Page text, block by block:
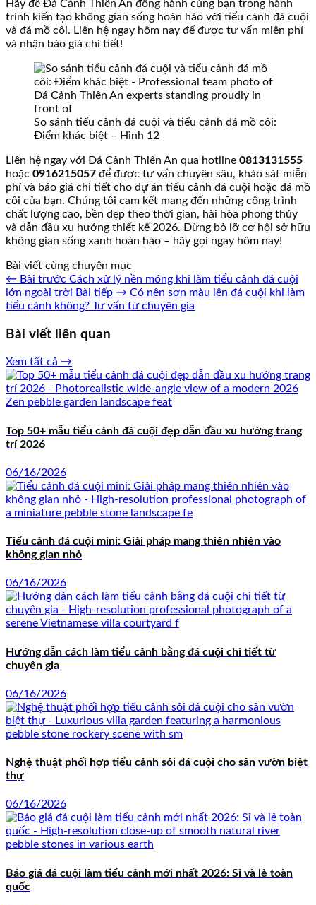
Hãy để Đá Cảnh Thiên An đồng hành cùng bạn trong hành
trình kiến tạo không gian sống hoàn hảo với tiểu cảnh đá cuội
và đá mồ côi. Liên hệ ngay hôm nay để được tư vấn miễn phí
và nhận báo giá chi tiết!
So sánh tiểu cảnh đá cuội và tiểu cảnh đá mồ côi:
Điểm khác biệt – Hình 12
Liên hệ ngay với Đá Cảnh Thiên An qua hotline 0813131555
hoặc 0916215057 để được tư vấn chuyên sâu, khảo sát miễn
phí và báo giá chi tiết cho dự án tiểu cảnh đá cuội hoặc đá mồ
côi của bạn. Chúng tôi cam kết mang đến những công trình
chất lượng cao, bền đẹp theo thời gian, hài hòa phong thủy
và dẫn đầu xu hướng thiết kế 2026. Đừng bỏ lỡ cơ hội sở hữu
không gian sống xanh hoàn hảo – hãy gọi ngay hôm nay!
Bài viết cùng chuyên mục
← Bài trước Cách xử lý nền móng khi làm tiểu cảnh đá cuội
lớn ngoài trời Bài tiếp → Có nên sơn màu lên đá cuội khi làm
tiểu cảnh không? Tư vấn từ chuyên gia
Bài viết liên quan
Xem tất cả →
Top 50+ mẫu tiểu cảnh đá cuội đẹp dẫn đầu xu hướng trang
trí 2026
06/16/2026
Tiểu cảnh đá cuội mini: Giải pháp mang thiên nhiên vào
không gian nhỏ
06/16/2026
Hướng dẫn cách làm tiểu cảnh bằng đá cuội chi tiết từ
chuyên gia
06/16/2026
Nghệ thuật phối hợp tiểu cảnh sỏi đá cuội cho sân vườn biệt
thự
06/16/2026
Báo giá đá cuội làm tiểu cảnh mới nhất 2026: Sỉ và lẻ toàn
quốc